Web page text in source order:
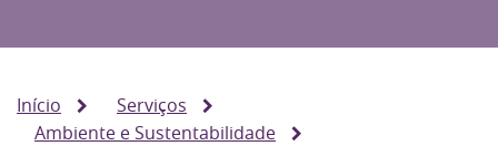
Início
Serviços
Ambiente e Sustentabilidade